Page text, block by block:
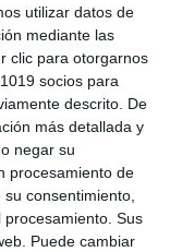
utilizar datos de
mediante las
clic para otorgarnos
socios para
descrito. De
más detallada y
negar su
procesamiento de
consentimiento,
Sus
Puede cambiar
Latin,
aplicadas
Etiqueta:
,Técnicas
,Tecnología